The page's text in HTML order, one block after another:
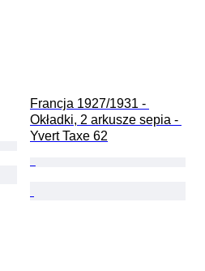
Francja 1927/1931 -
Okładki, 2 arkusze sepia -
Yvert Taxe 62